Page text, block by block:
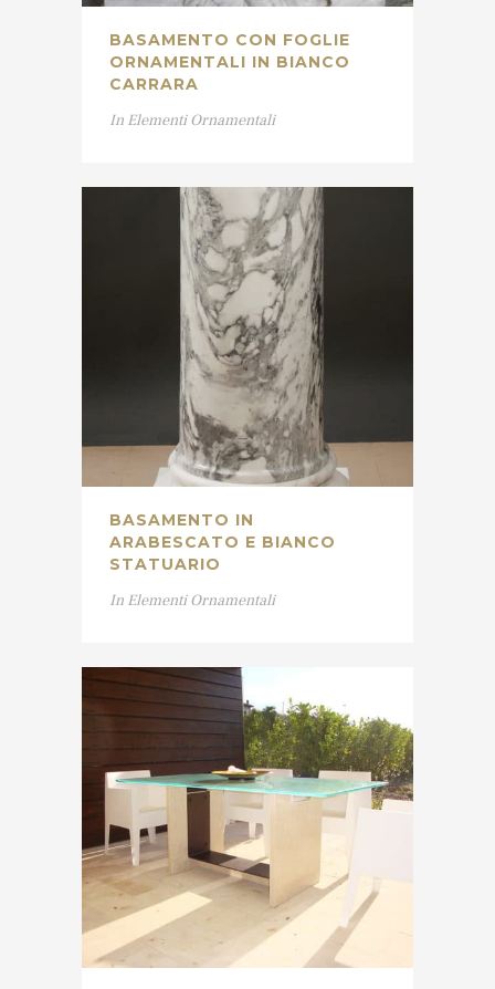
BASAMENTO CON FOGLIE
ORNAMENTALI IN BIANCO
CARRARA
In Elementi Ornamentali
BASAMENTO IN
ARABESCATO E BIANCO
STATUARIO
In Elementi Ornamentali